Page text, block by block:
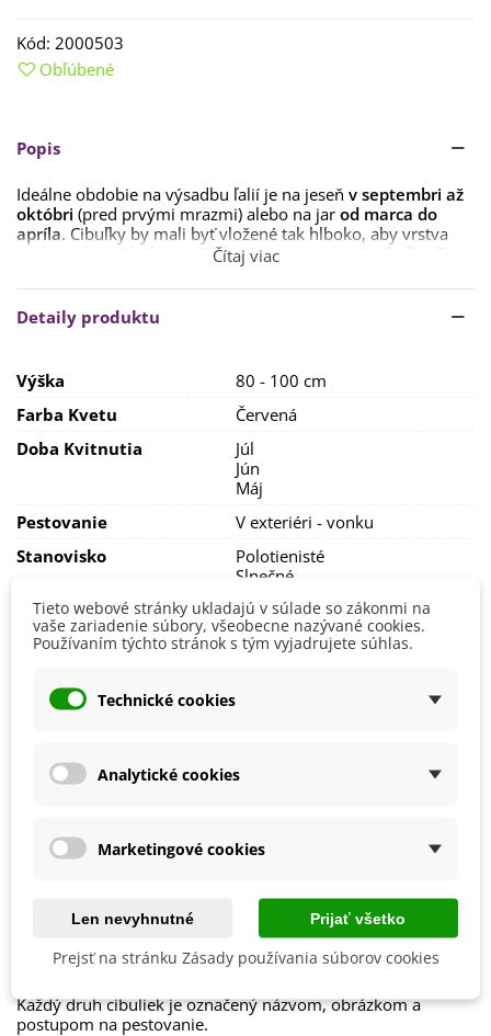
Kód: 2000503
Obľúbené
Popis
Ideálne obdobie na výsadbu ľalií je na jeseň v septembri až
októbri (pred prvými mrazmi) alebo na jar od marca do
apríla. Cibuľky by mali byť vložené tak hlboko, aby vrstva
pôdy nad nimi bola cca 3 x vyššia než samotná cibuľka. Táto
odporúčaná hĺbka chráni rastliny ako v zime, tak aj v lete
pred menej priaznivým počasím.
Ľalie vyžadujúhlinito-piesčitú, na živiny bohatú,
Pod cibuľku sa dáva
drenáž z piesku
kompostom. Stanovisko by malo byť dostatočne
ale zároveň chránené pred priamym slnkom. Je možné ľalie
skupinkách, aby lepšie vynikli.
Ľalie majú rady primeranú zálievku, určite sa neodporúča,
aby zotrvávali v premočenej pôde.
ktorý im na jar poskytne dostatok živín. Odporúča sa taktiež
mulčovanie, a to po celý rok. Na jar je vhodné ľalie prihnojiť.
Možno použiťšpeciálne hnojivá ,rohovinu,slepačincealebo
žihľavový výluh.
Odkvitnuté kvety se priebežne odstraňujú.
Ľalie sa dajú pestovať ajv črepníkoch
. Kvetináč by mal byť
však dostatočne veľký, aspoň 20 x 20 cm. Nesmieme
Čítaj viac
Detaily produktu
Výška
80 - 100 cm
Farba Kvetu
Červená
Doba Kvitnutia
Júl
Jún
Máj
Pestovanie
V exteriéri - vonku
Stanovisko
Polotienisté
Slnečné
Výsev/výsadba
Apríl
Marec
Október
Výrobca
Vegetačné Obdobie
Trvalky
Obdobie Výsadby
Jar
Jeseň
Balenie cibuľovín
Ako balíme cibuľoviny?
Každý druh cibuliek je označený názvom, obrázkom a
postupom na pestovanie.
Tieto webové stránky ukladajú v súlade so zákonmi na
vaše zariadenie súbory, všeobecne nazývané cookies.
Používaním týchto stránok s tým vyjadrujete súhlas.
Technické cookies
Analytické cookies
Marketingové cookies
Len nevyhnutné Prijať všetko
Prejsť na stránku Zásady používania súborov cookies